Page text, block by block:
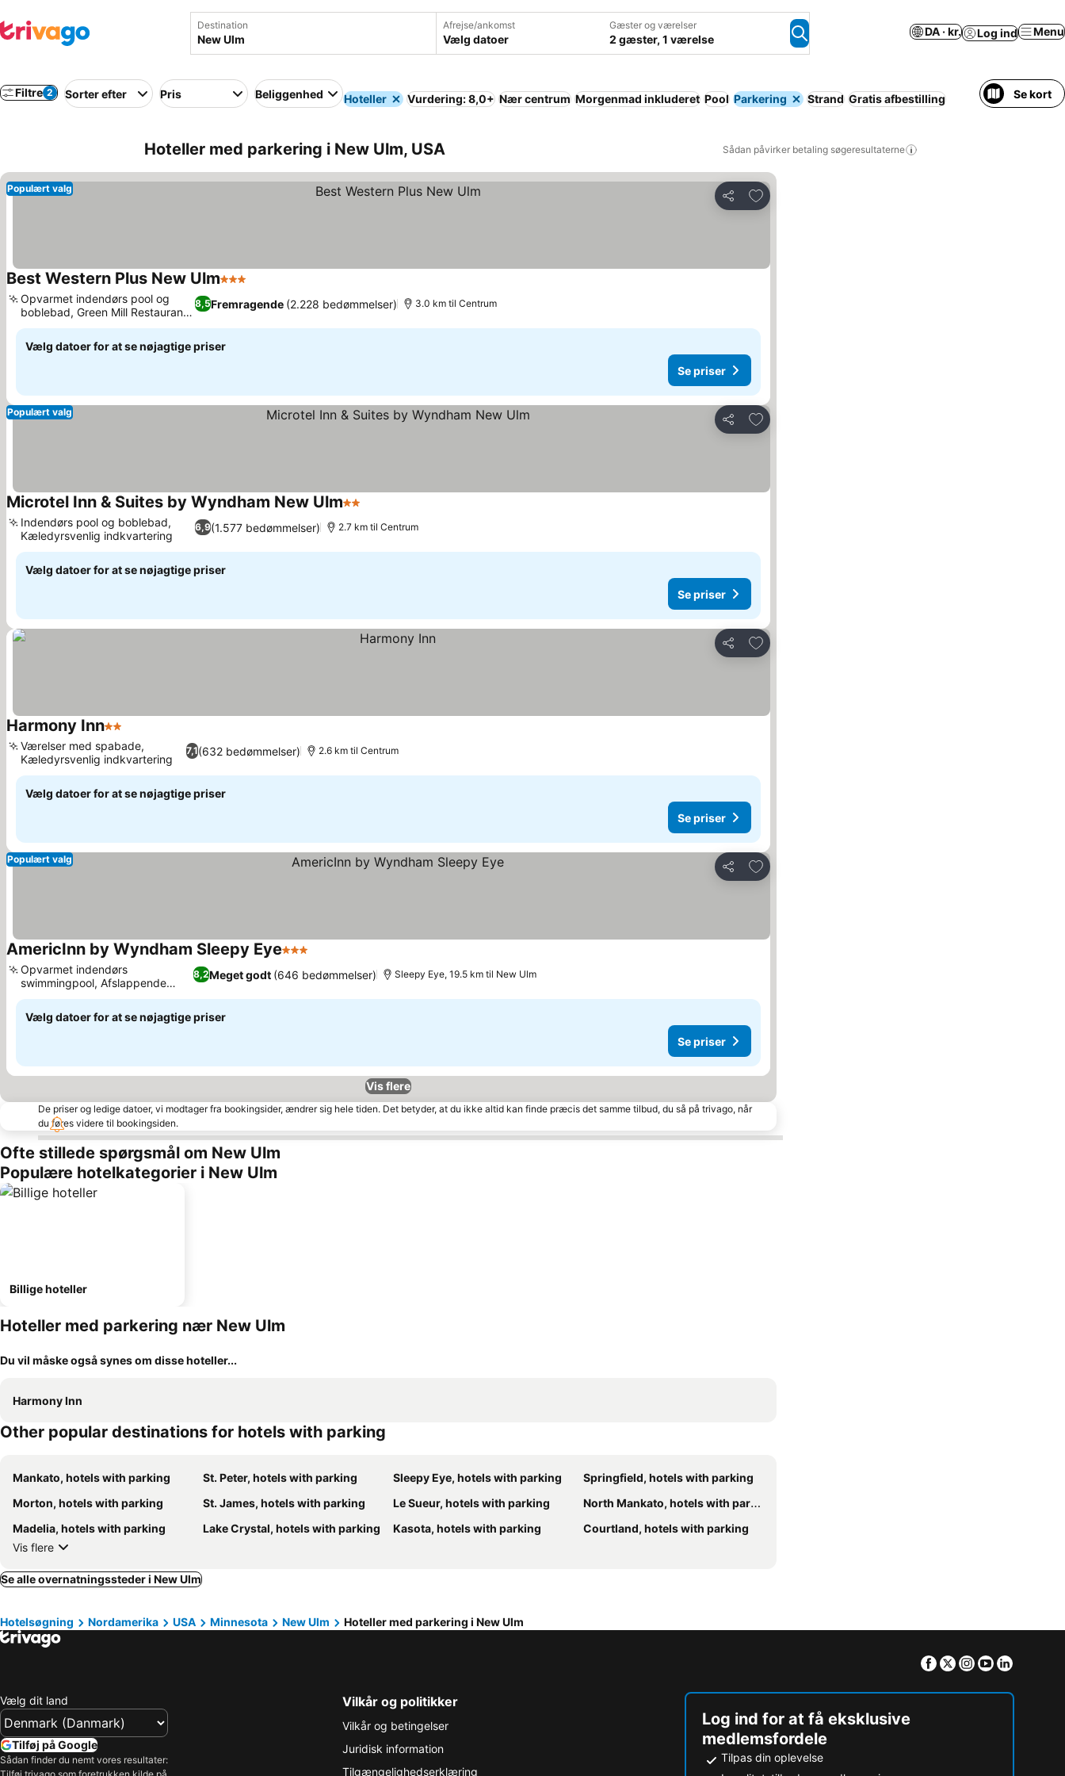
Destination Afrejse/ankomst
Vælg datoer
Gæster og værelser
2 gæster, 1 værelse
DA · kr. Log ind Menu
Filtre 2 Sorter efter Pris Beliggenhed Hoteller Vurdering: 8,0+ Nær centrum Morgenmad inkluderet Pool Parkering Strand Gratis afbestilling Se kort
Hoteller med parkering i New Ulm, USA Sådan påvirker betaling søgeresultaterne
Del
Føj til favoritter
Populært valg
Best Western Plus New Ulm3 Stjerner
8,5Fremragende (2.228 bedømmelser)
Opvarmet indendørs pool og
boblebad, Green Mill Restaurant
på stedet
3.0 km til Centrum
Vælg datoer for at se nøjagtige priser
Se priser
Del
Føj til favoritter
Populært valg
Microtel Inn & Suites by Wyndham New Ulm2 Stjerner
6,9(1.577 bedømmelser)
Indendørs pool og boblebad,
Kæledyrsvenlig indkvartering
2.7 km til Centrum
Vælg datoer for at se nøjagtige priser
Se priser
Del
Føj til favoritter
Harmony Inn2 Stjerner
7,1(632 bedømmelser)
Værelser med spabade,
Kæledyrsvenlig indkvartering
2.6 km til Centrum
Vælg datoer for at se nøjagtige priser
Se priser
Del
Føj til favoritter
Populært valg
AmericInn by Wyndham Sleepy Eye3 Stjerner
8,2Meget godt (646 bedømmelser)
Opvarmet indendørs
swimmingpool, Afslappende
spabad og sauna
Sleepy Eye, 19.5 km til New Ulm
Vælg datoer for at se nøjagtige priser
Se priser
Vis flere
De priser og ledige datoer, vi modtager fra bookingsider, ændrer sig hele tiden. Det betyder, at du ikke altid kan finde præcis det samme tilbud, du så på trivago, når
du føres videre til bookingsiden.
Ofte stillede spørgsmål om New Ulm
Populære hotelkategorier i New Ulm
Billige hoteller
Hoteller med parkering nær New Ulm
Du vil måske også synes om disse hoteller...
Harmony Inn
Other popular destinations for hotels with parking
Mankato, hotels with parking St. Peter, hotels with parking Sleepy Eye, hotels with parking
Springfield, hotels with parking
Morton, hotels with parking
St. James, hotels with parking Le Sueur, hotels with parking
North Mankato, hotels with parking
Madelia, hotels with parking
Lake Crystal, hotels with parking Kasota, hotels with parking
Courtland, hotels with parking
Vis flere
Se alle overnatningssteder i New Ulm
Hotelsøgning Nordamerika USA Minnesota New Ulm Hoteller med parkering i New Ulm
Facebook
TwitterInstagram
Youtube
Vælg dit land
Tilføj på Google
Sådan finder du nemt vores resultater:
Vilkår og politikker
Vilkår og betingelser
Juridisk information
Tilgængelighedserklæring
Log ind for at få eksklusive
medlemsfordele
Tilpas din oplevelse